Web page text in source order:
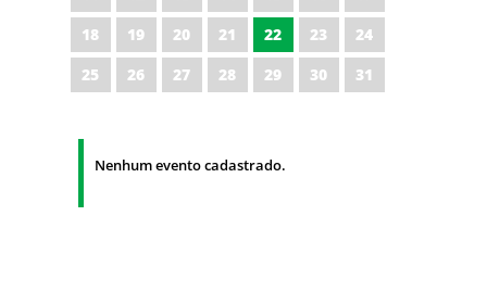
18
19 20 21 22 23
24
25
26 27 28 29 30 31
Nenhum evento cadastrado.